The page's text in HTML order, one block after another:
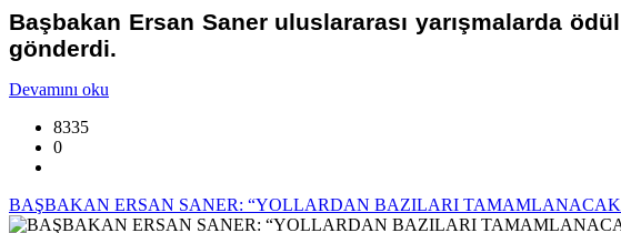
Başbakan Ersan Saner uluslararası yarışmalarda
gönderdi.
Devamını oku
8335
0
BAŞBAKAN ERSAN SANER: “YOLLARDAN BAZILARI